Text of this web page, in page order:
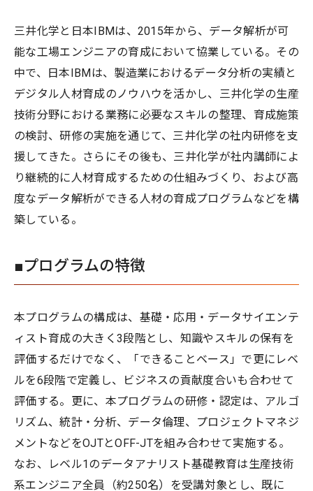
三井化学と日本IBMは、2015年から、データ解析が可
能な工場エンジニアの育成において協業している。その
中で、日本IBMは、製造業におけるデータ分析の実績と
デジタル人材育成のノウハウを活かし、三井化学の生産
技術分野における業務に必要なスキルの整理、育成施策
の検討、研修の実施を通じて、三井化学の社内研修を支
援してきた。さらにその後も、三井化学が社内講師によ
り継続的に人材育成するための仕組みづくり、および高
度なデータ解析ができる人材の育成プログラムなどを構
築している。
■プログラムの特徴
本プログラムの構成は、基礎・応用・データサイエンテ
ィスト育成の大きく3段階とし、知識やスキルの保有を
評価するだけでなく、「できることベース」で更にレベ
ルを6段階で定義し、ビジネスの貢献度合いも合わせて
評価する。更に、本プログラムの研修・認定は、アルゴ
リズム、統計・分析、データ倫理、プロジェクトマネジ
メントなどをOJTとOFF-JTを組み合わせて実施する。
なお、レベル1のデータアナリスト基礎教育は生産技術
系エンジニア全員（約250名）を受講対象とし、既に